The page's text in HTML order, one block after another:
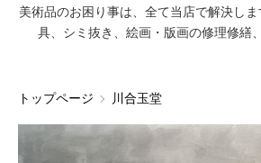
美術品のお困り事は、全て当店で解決し
具、シミ抜き、絵画・版画の修理修繕
トップページ 川合玉堂